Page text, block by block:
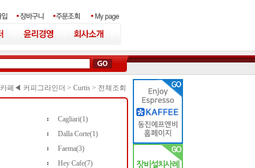
카페◀ 커피그라인더 > Curtis > 전체조회
Cagliari(1)
Dalla Corte(1)
Faema(3)
Hey Cafe(7)